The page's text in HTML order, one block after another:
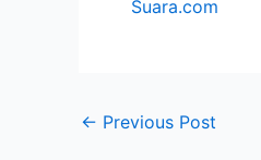
Suara.com
← Previous Post